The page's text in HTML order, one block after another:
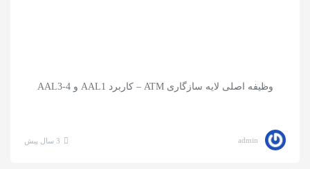
وظیفه اصلی لایه سازگاری ATM – کاربرد AAL1 و AAL3-4
admin 3 سال پیش